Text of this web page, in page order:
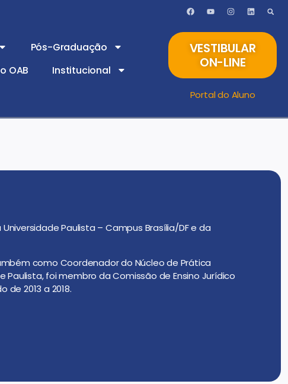
Pós-Graduação
OAB
Institucional
VESTIBULAR
ON-LINE
Portal do Aluno
Paulista – Campus Brasília/DF e da
como Coordenador do Núcleo de Prática
foi membro da Comissão de Ensino Jurídico
2013 a 2018.